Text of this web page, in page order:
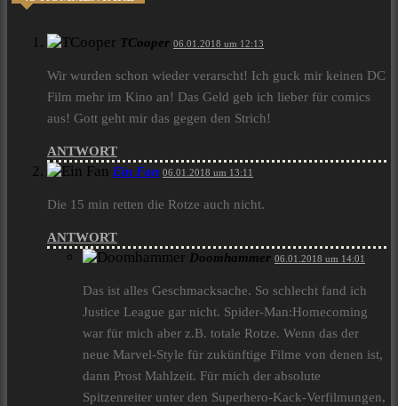
TCooper 06.01.2018 um 12:13
Wir wurden schon wieder verarscht! Ich guck mir keinen DC
Film mehr im Kino an! Das Geld geb ich lieber für comics
aus! Gott geht mir das gegen den Strich!
ANTWORT
Ein Fan 06.01.2018 um 13:11
Die 15 min retten die Rotze auch nicht.
ANTWORT
Doomhammer 06.01.2018 um 14:01
Das ist alles Geschmacksache. So schlecht fand ich
Justice League gar nicht. Spider-Man:Homecoming
war für mich aber z.B. totale Rotze. Wenn das der
neue Marvel-Style für zukünftige Filme von denen ist,
dann Prost Mahlzeit. Für mich der absolute
Spitzenreiter unter den Superhero-Kack-Verfilmungen,